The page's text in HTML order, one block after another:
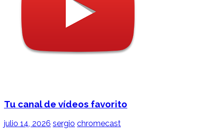
Tu canal de vídeos favorito
julio 14, 2026 sergio chromecast